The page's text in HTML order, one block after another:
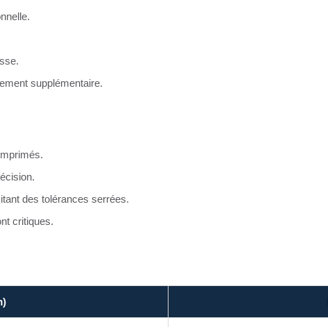
supplémentaire.
des tolérances serrées.
critiques.